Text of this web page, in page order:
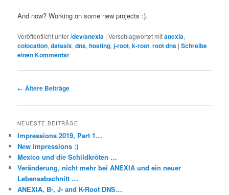
And now? Working on some new projects :).
Veröffentlicht unter/dev/anexia |Verschlagwortet mitanexia,
colocation,datasix,dns,hosting,j-root,k-root,root dns |Schreibe
einen Kommentar
Beitragsnavigation
← Ältere Beiträge
NEUESTE BEITRÄGE
Impressions 2019, Part 1…
New impressions :)
Mexico und die Schildkröten …
Veränderung, nicht mehr bei ANEXIA und ein neuer
Lebensabschnitt …
ANEXIA, B-, J- and K-Root DNS…